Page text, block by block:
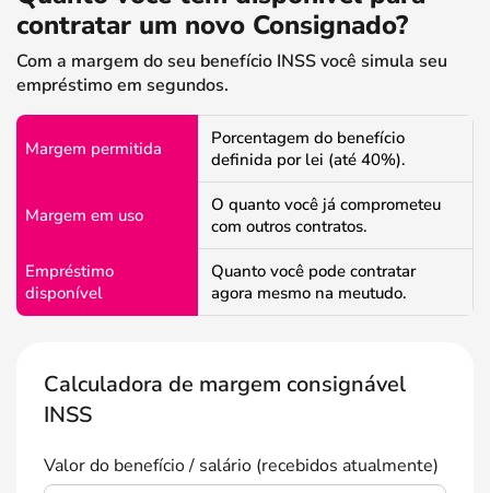
contratar um novo Consignado?
Com a margem do seu benefício INSS você simula seu
empréstimo em segundos.
Margem permitida
Porcentagem do benefício
definida por lei (até 40%).
Margem em uso
O quanto você já comprometeu
com outros contratos.
Empréstimo
disponível
Quanto você pode contratar
agora mesmo na meutudo.
Calculadora de margem consignável
INSS
Valor do benefício / salário (recebidos atualmente)